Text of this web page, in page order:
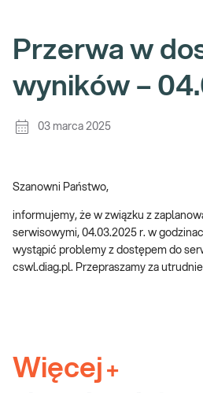
Przerwa w
wyników –
03 marca 2025
Szanowni Państwo,
informujemy, że w związku z
serwisowymi, 04.03.2025 r. w
wystąpić problemy z dostępem do
cswl.diag.pl. Przepraszamy za
Więcej +